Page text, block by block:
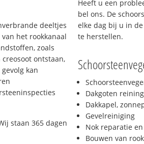
deeltjes
het rookkanaal
zoals
ontstaan,
kan
staan 365 dagen
Heeft u een
bel ons. De
elke dag bij u in
te herstellen.
Dakgoten
Dakkapel,
Gevelreiniging
Nok reparatie
Bouwen van